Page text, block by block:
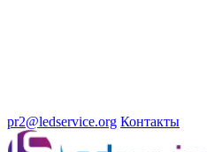
pr2@ledservice.org Контакты